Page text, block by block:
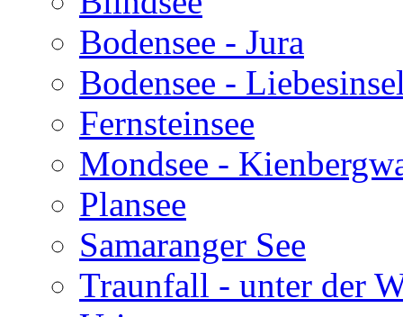
Bodensee - Jura
Bodensee -
Fernsteinsee
Mondsee -
Plansee
Samaranger See
Traunfall - unter der